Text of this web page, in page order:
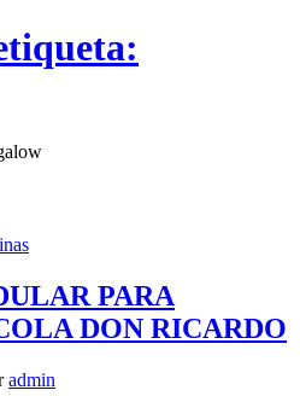
PARA
DON RICARDO
admin